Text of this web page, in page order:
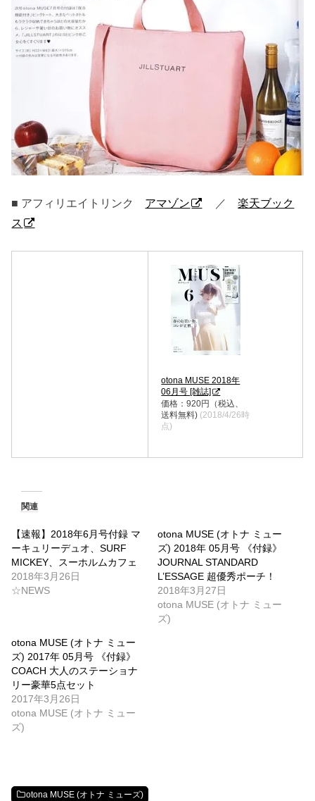
■ アフィリエイトリンク アマゾン ／楽天ブック
ス
otona MUSE 2018年
06月号 [雑誌]
価格：920円（税込、
送料無料) (2018/4/26時
点)
関連
【速報】2018年6月号付録 マ
ーキュリーデュオ、SURF
MICKEY、スーホルムカフェ
2018年3月26日
☆NEWS
otona MUSE (オトナ ミュー
ズ) 2018年 05月号 《付録》
JOURNAL STANDARD
L’ESSAGE 超優秀ポーチ！
2018年3月27日
otona MUSE (オトナ ミュー
ズ)
otona MUSE (オトナ ミュー
ズ) 2017年 05月号 《付録》
COACH 大人のステーショナ
リー豪華5点セット
2017年3月26日
otona MUSE (オトナ ミュー
ズ)
otona MUSE (オトナ ミューズ)